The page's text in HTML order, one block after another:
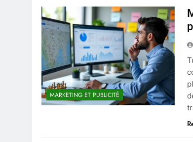
MARKETING ET PUBLICITÉ